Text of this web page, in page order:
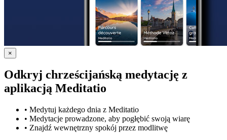
×
Odkryj chrześcijańską medytację z
aplikacją Meditatio
• Medytuj każdego dnia z Meditatio
• Medytacje prowadzone, aby pogłębić swoją wiarę
• Znajdź wewnętrzny spokój przez modlitwę